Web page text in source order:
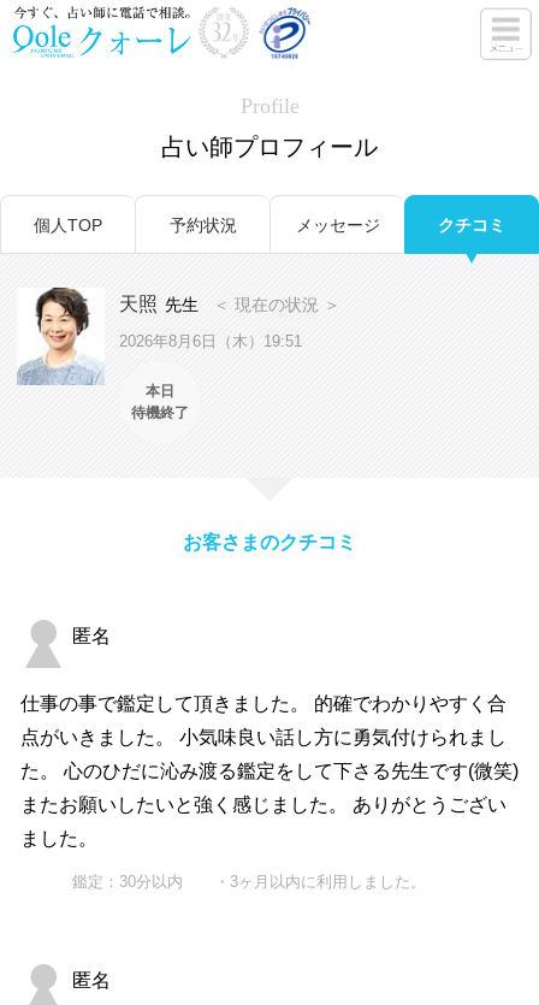
Profile
占い師プロフィール
個人TOP 予約状況 メッセージ クチコミ
天照 先生 ＜ 現在の状況 ＞
2026年8月6日（木）19:51
本日
待機終了
お客さまのクチコミ
匿名
仕事の事で鑑定して頂きました。 的確でわかりやすく合
点がいきました。 小気味良い話し方に勇気付けられまし
た。 心のひだに沁み渡る鑑定をして下さる先生です(微笑)
またお願いしたいと強く感じました。 ありがとうござい
ました。
鑑定：30分以内 ・3ヶ月以内に利用しました。
匿名